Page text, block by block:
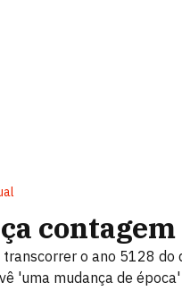
transcorrer o ano 5128
'uma mudança de